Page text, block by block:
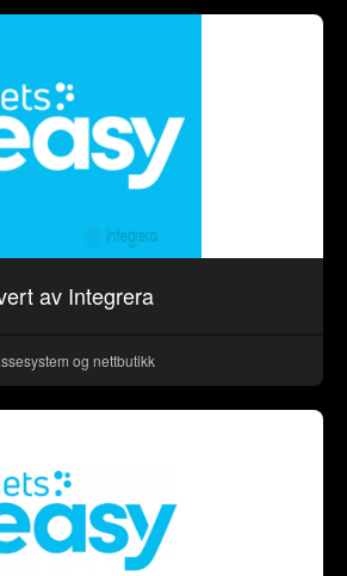
av Integrera
og nettbutikk